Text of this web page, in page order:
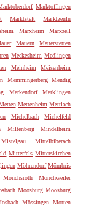
Marktoffingen
Marktsteft
Marktzeuln
Marxheim
Marxzell
Mauern
Mauerstetten
Meckesheim Medlingen
Meinheim
Meisenheim
Memmingerberg
Mendig
Merkendorf
Merklingen
Mettenheim Mettlach
Michelbach
Michelfeld
Miltenberg
Mindelheim
Mistelgau
Mittelbiberach
Mitterfels Mitterskirchen
Möhrendorf Mömbris
Mönchsroth
Mönchweiler
Moosburg Moosburg
Mössingen Motten